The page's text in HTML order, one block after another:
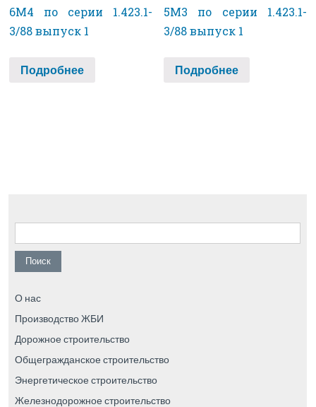
6М4 по серии 1.423.1-
3/88 выпуск 1
Подробнее
5М3 по серии 1.423.1-
3/88 выпуск 1
Подробнее
Найти:
О нас
Производство ЖБИ
Дорожное строительство
Общегражданское строительство
Энергетическое строительство
Железнодорожное строительство